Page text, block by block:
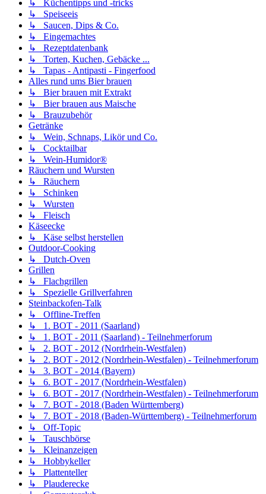
↳ Küchentipps und -tricks
↳ Speiseeis
↳ Saucen, Dips & Co.
↳ Eingemachtes
↳ Rezeptdatenbank
↳ Torten, Kuchen, Gebäcke ...
↳ Tapas - Antipasti - Fingerfood
Alles rund ums Bier brauen
↳ Bier brauen mit Extrakt
↳ Bier brauen aus Maische
↳ Brauzubehör
Getränke
↳ Wein, Schnaps, Likör und Co.
↳ Cocktailbar
↳ Wein-Humidor®
Räuchern und Wursten
↳ Räuchern
↳ Schinken
↳ Wursten
↳ Fleisch
Käseecke
↳ Käse selbst herstellen
Outdoor-Cooking
↳ Dutch-Oven
Grillen
↳ Flachgrillen
↳ Spezielle Grillverfahren
Steinbackofen-Talk
↳ Offline-Treffen
↳ 1. BOT - 2011 (Saarland)
↳ 1. BOT - 2011 (Saarland) - Teilnehmerforum
↳ 2. BOT - 2012 (Nordrhein-Westfalen)
↳ 2. BOT - 2012 (Nordrhein-Westfalen) - Teilnehmerforum
↳ 3. BOT - 2014 (Bayern)
↳ 6. BOT - 2017 (Nordrhein-Westfalen)
↳ 6. BOT - 2017 (Nordrhein-Westfalen) - Teilnehmerforum
↳ 7. BOT - 2018 (Baden Württemberg)
↳ 7. BOT - 2018 (Baden-Württemberg) - Teilnehmerforum
↳ Off-Topic
↳ Tauschbörse
↳ Kleinanzeigen
↳ Hobbykeller
↳ Plattenteller
↳ Plauderecke